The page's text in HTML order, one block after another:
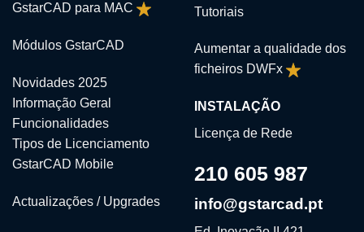
GstarCAD para MAC
Módulos GstarCAD
Novidades 2025
Informação Geral
Funcionalidades
Tipos de Licenciamento
GstarCAD Mobile
Actualizações / Upgrades
Tutoriais
Aumentar a qualidade dos
ficheiros DWFx
INSTALAÇÃO
Licença de Rede
210 605 987
info@gstarcad.pt